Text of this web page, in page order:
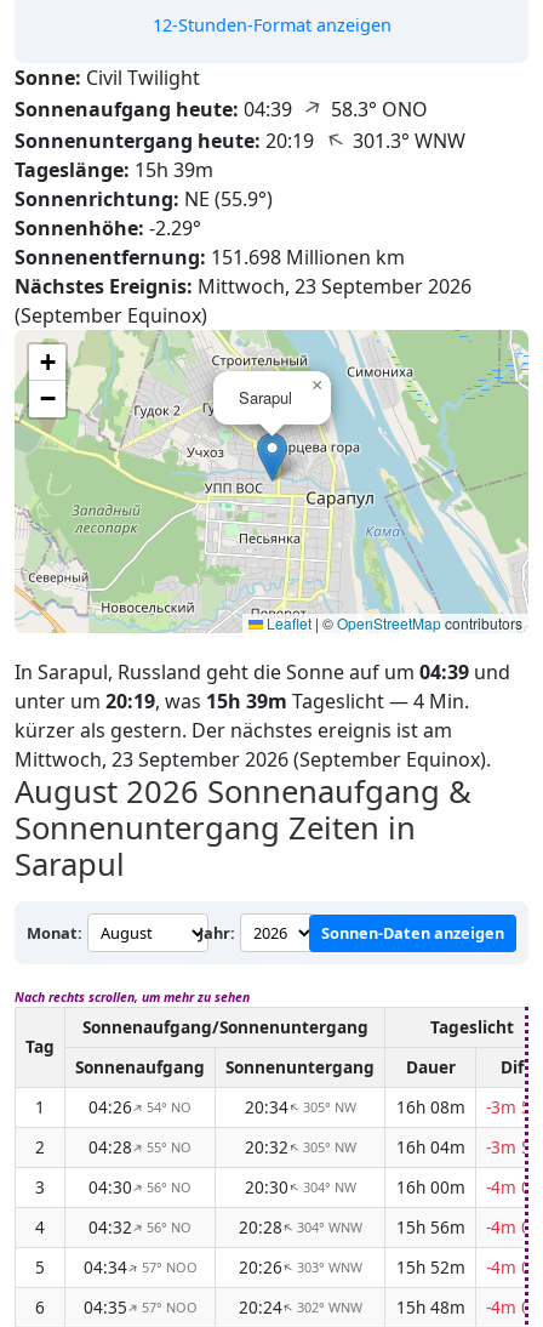
12-Stunden-Format anzeigen
Sonne: Civil Twilight
Sonnenaufgang heute: 04:39 ↑ 58.3° ONO
Sonnenuntergang heute: 20:19 ↑301.3° WNW
Tageslänge: 15h 39m
Sonnenrichtung: NE (55.9°)
Sonnenhöhe: -2.29°
Sonnenentfernung: 151.698 Millionen km
Nächstes Ereignis: Mittwoch, 23 September 2026
(September Equinox)
Sarapul
×
+
−
Leaflet | ©OpenStreetMapcontributors
In Sarapul, Russland geht die Sonne auf um 04:39 und
unter um 20:19, was 15h 39m Tageslicht — 4 Min.
kürzer als gestern. Der nächstes ereignis ist am
Mittwoch, 23 September 2026 (September Equinox).
August 2026 Sonnenaufgang &
Sonnenuntergang Zeiten in
Sarapul
Monat: Jahr: Sonnen-Daten anzeigen
Nach rechts scrollen, um mehr zu sehen
Tag
Sonnenaufgang/Sonnenuntergang
Tageslicht
Sonnenaufgang
Sonnenuntergang Dauer
Diff.
1
04:26↑54° NO 20:34↑ 305° NW 16h 08m
-3m
2
04:28↑55° NO 20:32↑ 305° NW 16h 04m
-3m
3
04:30↑56° NO 20:30↑ 304° NW 16h 00m
-4m
4
04:32↑56° NO 20:28↑ 304° WNW 15h 56m
-4m
5
04:34↑ 57° NOO 20:26↑ 303° WNW 15h 52m
-4m
6
04:35↑ 57° NOO 20:24↑ 302° WNW 15h 48m
-4m